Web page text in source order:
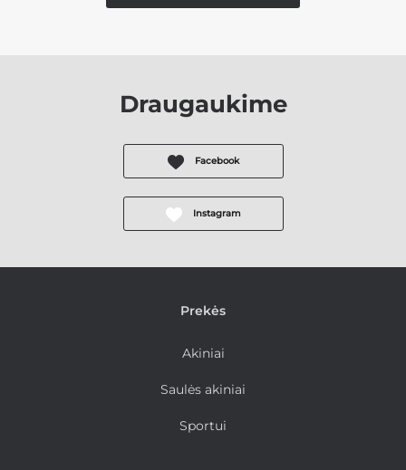
Draugaukime
Facebook
Instagram
Prekės
Akiniai
Saulės akiniai
Sportui